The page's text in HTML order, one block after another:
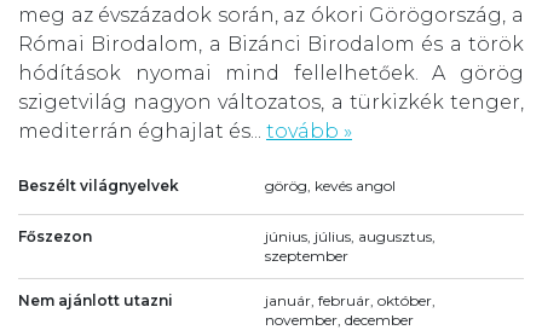
meg az évszázadok során, az ókori Görögország, a
Római Birodalom, a Bizánci Birodalom és a török
hódítások nyomai mind fellelhetőek. A görög
szigetvilág nagyon változatos, a türkizkék tenger,
mediterrán éghajlat és... tovább »
Beszélt világnyelvek görög, kevés angol
Főszezon
június, július, augusztus,
szeptember
Nem ajánlott utazni
január, február, október,
november, december